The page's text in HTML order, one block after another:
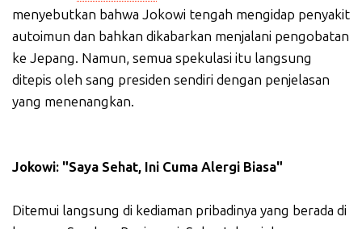
menyebutkan bahwa Jokowi tengah mengidap penyakit
autoimun dan bahkan dikabarkan menjalani pengobatan
ke Jepang. Namun, semua spekulasi itu langsung
ditepis oleh sang presiden sendiri dengan penjelasan
yang menenangkan.
Jokowi: "Saya Sehat, Ini Cuma Alergi Biasa"
Ditemui langsung di kediaman pribadinya yang berada di